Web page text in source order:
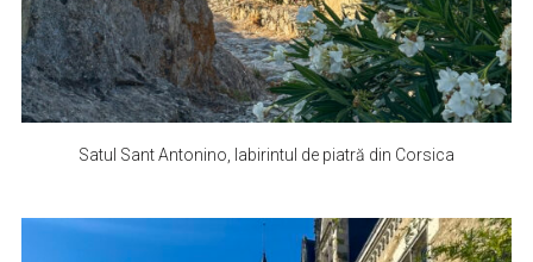
Satul Sant Antonino, labirintul de piatră din Corsica